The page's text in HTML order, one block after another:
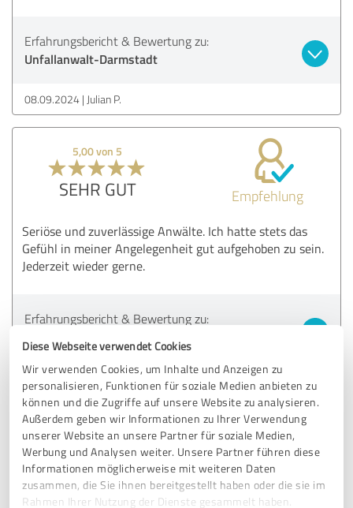
Diese Webseite verwendet Cookies
Wir verwenden Cookies, um Inhalte und Anzeigen zu
personalisieren, Funktionen für soziale Medien anbieten zu
können und die Zugriffe auf unsere Website zu analysieren.
Außerdem geben wir Informationen zu Ihrer Verwendung
unserer Website an unsere Partner für soziale Medien,
Werbung und Analysen weiter. Unsere Partner führen diese
Informationen möglicherweise mit weiteren Daten
zusammen, die Sie ihnen bereitgestellt haben oder die sie im
Rahmen Ihrer Nutzung der Dienste gesammelt haben.
Erfahrungsbericht & Bewertung zu:
Unfallanwalt-Darmstadt
08.09.2024 Julian P.
5,00 von 5
SEHR GUT Empfehlung
Seriöse und zuverlässige Anwälte. Ich hatte stets das
Gefühl in meiner Angelegenheit gut aufgehoben zu sein.
Jederzeit wieder gerne.
Erfahrungsbericht & Bewertung zu:
05.09.2024 Anonym
5,00 von 5
SEHR GUT Empfehlung